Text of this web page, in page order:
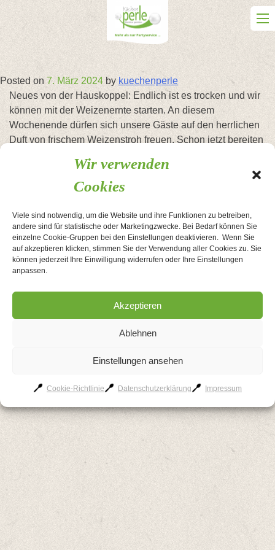
Wir verwenden
Cookies
Viele sind notwendig, um die Website und ihre Funktionen zu betreiben,
andere sind für statistische oder Marketingzwecke. Bei Bedarf können Sie
einzelne Cookie-Gruppen bei den Einstellungen deaktivieren. Wenn Sie
auf akzeptieren klicken, stimmen Sie der Verwendung aller Cookies zu. Sie
können jederzeit Ihre Einwilligung widerrufen oder Ihre Einstellungen
anpassen.
Akzeptieren
Ablehnen
Einstellungen ansehen
Cookie-Richtlinie Datenschutzerklärung Impressum
Skip
content
Posted on 7. März 2024 by kuechenperle
Neues von der Hauskoppel: Endlich ist es trocken und wir
können mit der Weizenernte starten. An diesem
Wochenende dürfen sich unsere Gäste auf den herrlichen
Duft von frischem Weizenstroh freuen. Schon jetzt bereiten
nächsten Tagen eine Zwischenfrucht säen, legen wir im
Frühjahr Mais für die Ernte im Herbst 2024.
#diekuechenperle #kuhlounge #weizenernte2023
#landleben #dorfgeschichten #wirliebenlandwirtschaft
#unserebauern #bauernsh #landwirtschaftistleidenschaft
#frischesstroh
Instagram
Impressum
Cookie-Richtlinie